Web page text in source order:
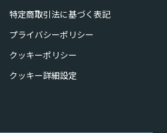
特定商取引法に基づく表記
プライバシーポリシー
クッキーポリシー
クッキー詳細設定